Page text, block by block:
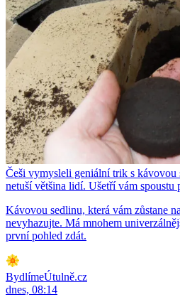
Češi vymysleli geniální trik s
netuší většina lidí. Ušetří vám spoustu
Kávovou sedlinu, která vám zůstane
nevyhazujte. Má mnohem
první pohled zdát.
BydlímeÚtulně.cz
dnes, 08:14